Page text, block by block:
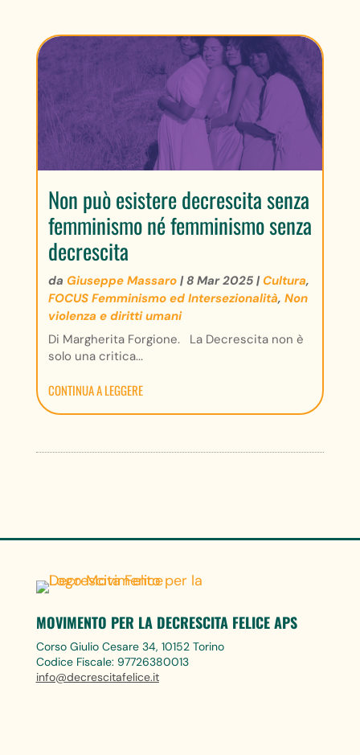
Non può esistere decrescita senza
femminismo né femminismo senza
decrescita
da Giuseppe Massaro|8 Mar 2025| Cultura,
FOCUS Femminismo ed Intersezionalità, Non
violenza e diritti umani
Di Margherita Forgione. La Decrescita non è
solo una critica...
CONTINUA A LEGGERE
MOVIMENTO PER LA DECRESCITA FELICE APS
Corso Giulio Cesare 34, 10152 Torino
Codice Fiscale: 97726380013
info@decrescitafelice.it